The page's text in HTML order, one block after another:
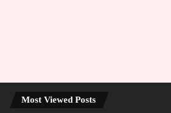
Most Viewed Posts